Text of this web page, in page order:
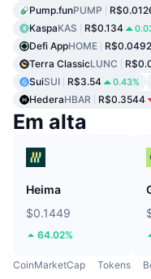
Pump.funPUMP
KaspaKAS R$0.134
Defi AppHOME
Terra ClassicLUNC
SuiSUI R$3.54 0.43%
HederaHBAR R$0.3544
Em alta
Heima
$0.1449
64.02%
CoinMarketCap Tokens